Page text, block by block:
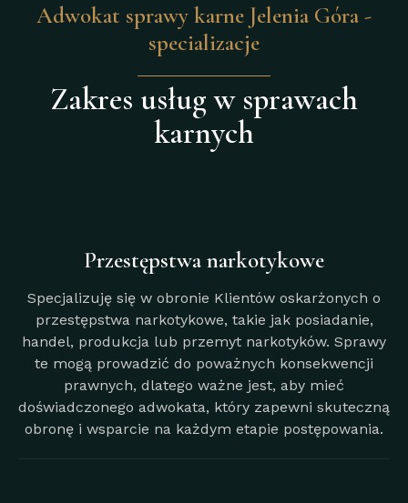
Adwokat sprawy karne Jelenia Góra -
specializacje
Zakres usług w sprawach
karnych
Przestępstwa narkotykowe
Specjalizuję się w obronie Klientów oskarżonych o
przestępstwa narkotykowe, takie jak posiadanie,
handel, produkcja lub przemyt narkotyków. Sprawy
te mogą prowadzić do poważnych konsekwencji
prawnych, dlatego ważne jest, aby mieć
doświadczonego adwokata, który zapewni skuteczną
obronę i wsparcie na każdym etapie postępowania.